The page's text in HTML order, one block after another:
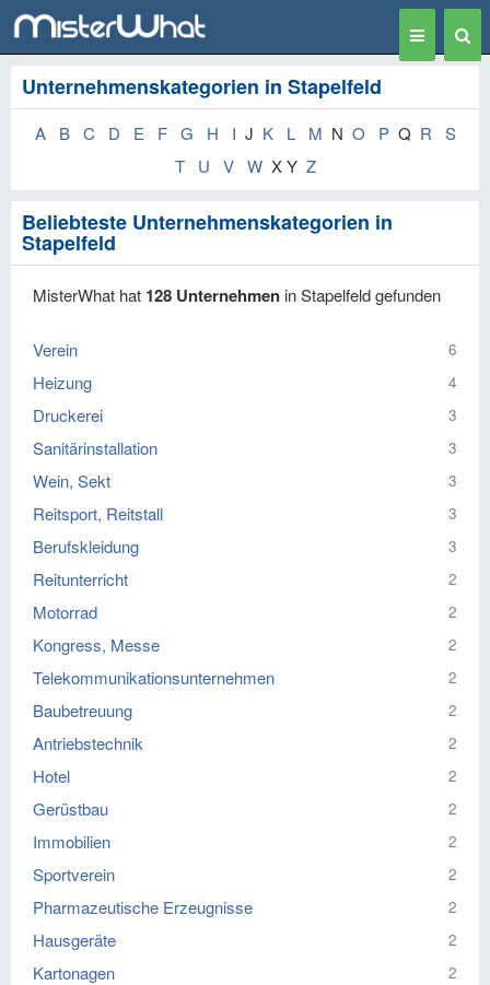
Toggle
navigation
Unternehmenskategorien in Stapelfeld
A B C D E F G H I J K L M N O P Q R
S
T
U V W X Y Z
Beliebteste Unternehmenskategorien in
Stapelfeld
MisterWhat hat 128 Unternehmen in Stapelfeld gefunden
Verein 6
Heizung 4
Druckerei 3
Sanitärinstallation 3
Wein, Sekt 3
Reitsport, Reitstall 3
Berufskleidung 3
Reitunterricht 2
Motorrad 2
Kongress, Messe 2
Telekommunikationsunternehmen 2
Baubetreuung 2
Antriebstechnik 2
Hotel 2
Gerüstbau 2
Immobilien 2
Sportverein 2
Pharmazeutische Erzeugnisse 2
Hausgeräte 2
Kartonagen 2